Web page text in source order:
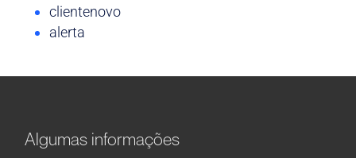
clientenovo
alerta
Algumas informações